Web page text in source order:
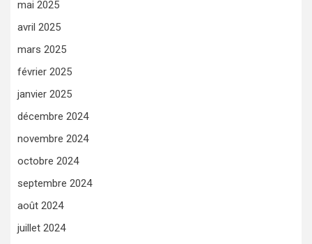
mai 2025
avril 2025
mars 2025
février 2025
janvier 2025
décembre 2024
novembre 2024
octobre 2024
septembre 2024
août 2024
juillet 2024